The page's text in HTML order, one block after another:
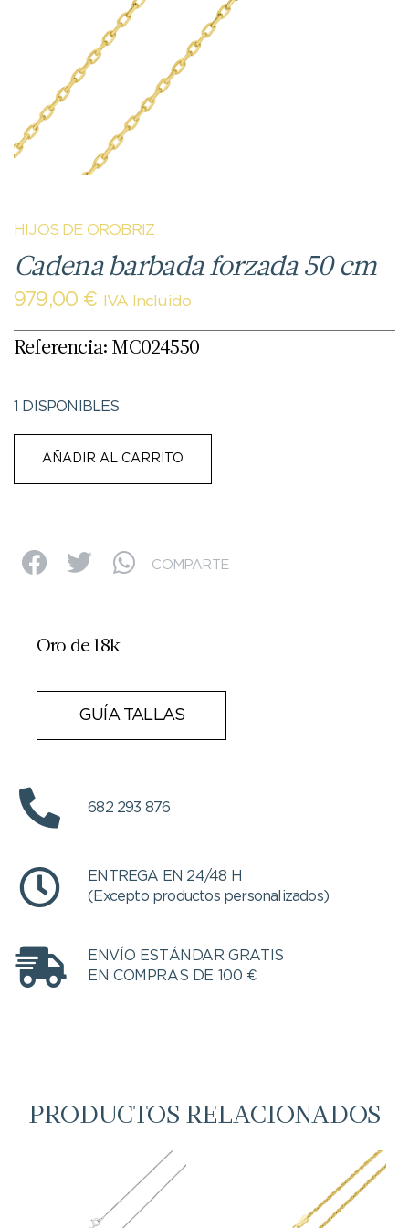
HIJOS DE OROBRIZ
Cadena barbada forzada 50 cm
979,00 € IVA Incluido
Referencia: MC024550
1 DISPONIBLES
AÑADIR AL CARRITO
COMPARTE
Oro de 18k
GUÍA TALLAS
682 293 876
ENTREGA EN 24/48 H
(Excepto productos personalizados)
ENVÍO ESTÁNDAR GRATIS
EN COMPRAS DE 100 €
PRODUCTOS RELACIONADOS